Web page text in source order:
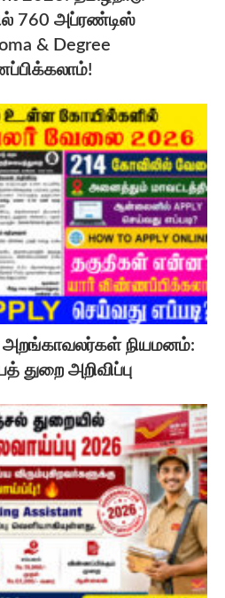
760 அப்ரண்டிஸ்
& Degree
அறங்காவலர்கள் நியமனம்:
துறை அறிவிப்பு